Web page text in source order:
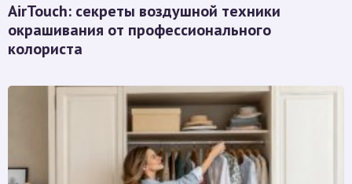
AirTouch: секреты воздушной техники
окрашивания от профессионального
колориста